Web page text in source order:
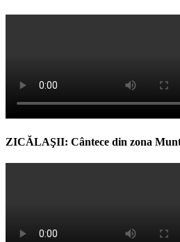
ZICĂLAŞII: Cântece din zona